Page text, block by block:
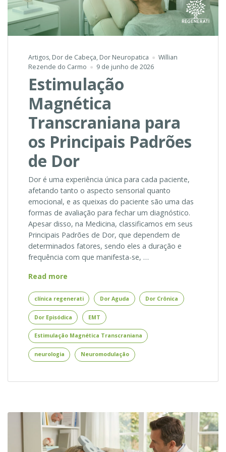
Artigos, Dor de Cabeça, Dor Neuropatica
Willian
Rezende do Carmo
9 de junho de 2026
Estimulação
Magnética
Transcraniana para
os Principais Padrões
de Dor
Dor é uma experiência única para cada paciente,
afetando tanto o aspecto sensorial quanto
emocional, e as queixas do paciente são uma das
formas de avaliação para fechar um diagnóstico.
Apesar disso, na Medicina, classificamos em seus
Principais Padrões de Dor, que dependem de
determinados fatores, sendo eles a duração e
frequência com que manifesta-se, …
Read more
Transcraniana
para
os
Principais
Padrões
de
Dor
clínica regenerati Dor Aguda Dor Crônica
Dor Episódica EMT
Estimulação Magnética Transcraniana
neurologia Neuromodulação